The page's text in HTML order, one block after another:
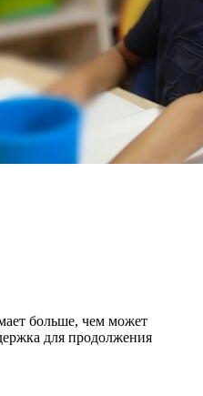
больше, чем может
для продолжения